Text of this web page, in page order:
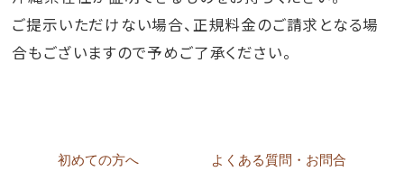
ご提示いただけない場合、正規料金のご請求となる場
合もございますので予めご了承ください。
初めての方へ
よくある質問・お問合